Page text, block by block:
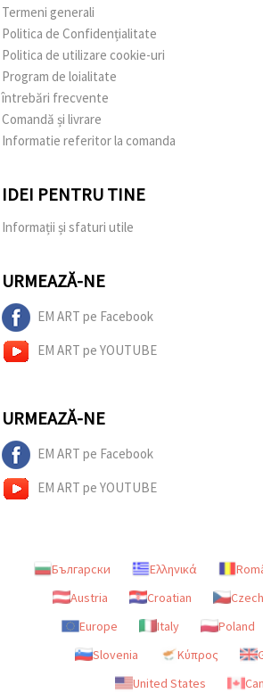
Termeni generali
Politica de Confidențialitate
Politica de utilizare cookie-uri
Program de loialitate
întrebări frecvente
Comandă și livrare
Informatie referitor la comanda
IDEI PENTRU TINE
Informații și sfaturi utile
URMEAZĂ-NE
EM ART pe Facebook
EM ART pe YOUTUBE
URMEAZĂ-NE
EM ART pe Facebook
EM ART pe YOUTUBE
Български Ελληνικά
Austria
Croatian Czech
Europe
Italy Poland
Slovenia
Κύπρος
United States